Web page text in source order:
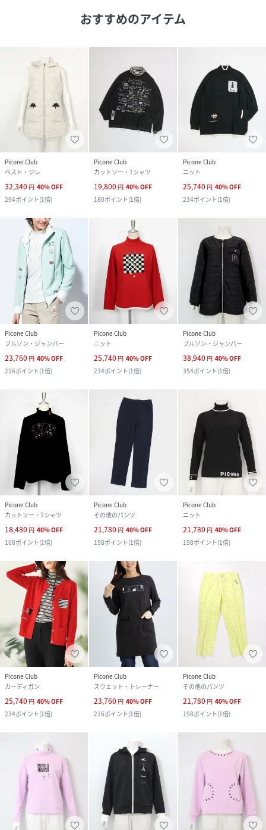
おすすめのアイテム
Picone Club
ベスト・ジレ
32,340 円 40%OFF
294ポイント(1倍)
Picone Club
カットソー・Tシャツ
19,800 円 40%OFF
180ポイント(1倍)
Picone Club
ニット
25,740 円 40%OFF
234ポイント(1倍)
Picone Club
ブルゾン・ジャンパー
23,760 円 40%OFF
216ポイント(1倍)
Picone Club
ニット
25,740 円 40%OFF
234ポイント(1倍)
Picone Club
ブルゾン・ジャンパー
38,940 円 40%OFF
354ポイント(1倍)
Picone Club
カットソー・Tシャツ
18,480 円 40%OFF
168ポイント(1倍)
Picone Club
その他のパンツ
21,780 円 40%OFF
198ポイント(1倍)
Picone Club
ニット
21,780 円 40%OFF
198ポイント(1倍)
Picone Club
カーディガン
25,740 円 40%OFF
234ポイント(1倍)
Picone Club
スウェット・トレーナー
23,760 円 40%OFF
216ポイント(1倍)
Picone Club
その他のパンツ
21,780 円 40%OFF
198ポイント(1倍)